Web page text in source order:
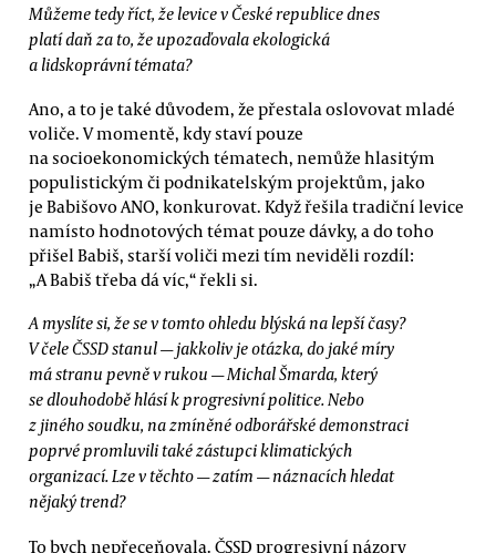
Můžeme tedy říct, že levice v České republice dnes
platí daň za to, že upozaďovala ekologická
a lidskoprávní témata?
Ano, a to je také důvodem, že přestala oslovovat mladé
voliče. V momentě, kdy staví pouze
na socioekonomických tématech, nemůže hlasitým
populistickým či podnikatelským projektům, jako
je Babišovo ANO, konkurovat. Když řešila tradiční levice
namísto hodnotových témat pouze dávky, a do toho
přišel Babiš, starší voliči mezi tím neviděli rozdíl:
„A Babiš třeba dá víc,“ řekli si.
A myslíte si, že se v tomto ohledu blýská na lepší časy?
V čele ČSSD stanul — jakkoliv je otázka, do jaké míry
má stranu pevně v rukou — Michal Šmarda, který
se dlouhodobě hlásí k progresivní politice. Nebo
z jiného soudku, na zmíněné odborářské demonstraci
poprvé promluvili také zástupci klimatických
organizací. Lze v těchto — zatím — náznacích hledat
nějaký trend?
To bych nepřeceňovala. ČSSD progresivní názory